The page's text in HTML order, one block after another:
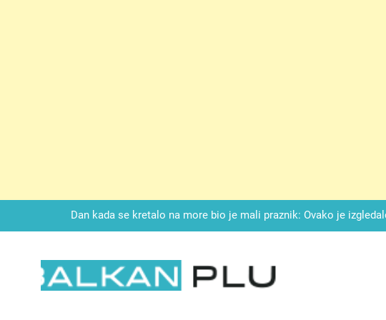
Dan kada se kretalo na more bio je mali praznik: Ovako je
Drži jezik za zubima, i gledaj kako se problemi smanjuju – ove 4 stvari